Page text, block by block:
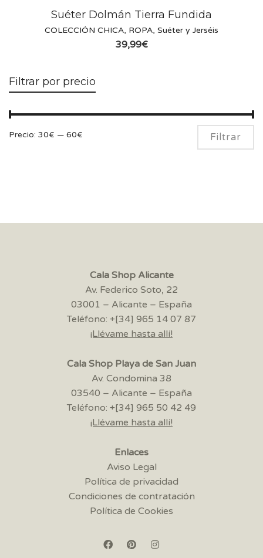
Suéter Dolmán Tierra Fundida
COLECCIÓN CHICA, ROPA, Suéter y Jerséis
39,99€
Filtrar por precio
Filtrar
Precio: 30€ — 60€
Cala Shop Alicante
Av. Federico Soto, 22
03001 – Alicante – España
Teléfono: +[34] 965 14 07 87
¡Llévame hasta allí!
Cala Shop Playa de San Juan
Av. Condomina 38
03540 – Alicante – España
Teléfono: +[34] 965 50 42 49
¡Llévame hasta allí!
Enlaces
Aviso Legal
Política de privacidad
Condiciones de contratación
Política de Cookies